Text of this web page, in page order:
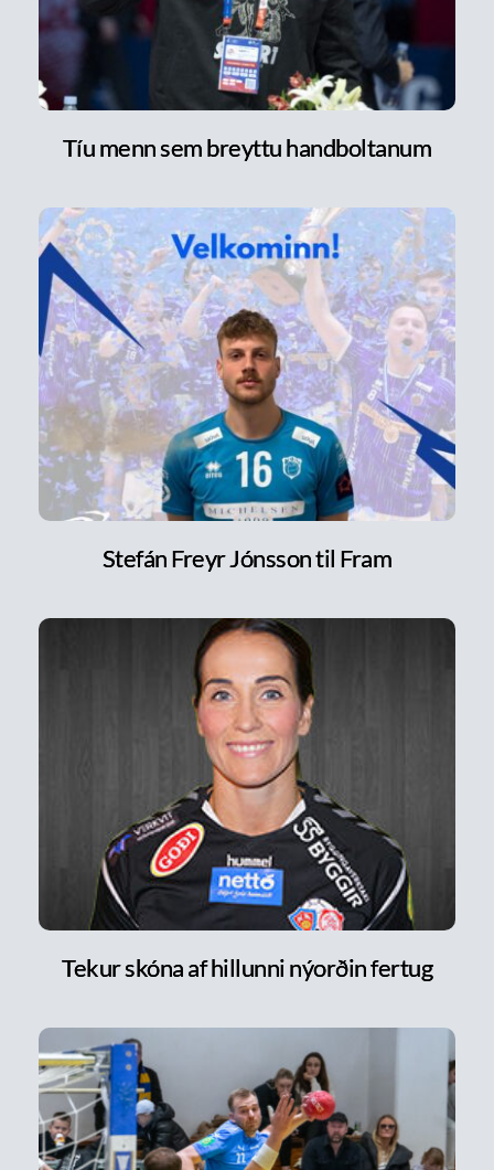
Tíu menn sem breyttu handboltanum
Stefán Freyr Jónsson til Fram
Tekur skóna af hillunni nýorðin fertug